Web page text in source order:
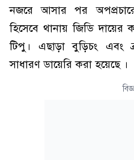
নজরে আসার পর
হিসেবে থানায় জিডি
টিপু। এছাড়া বুড়িচং এবং
সাধারণ ডায়েরি করা হয়েছে ।